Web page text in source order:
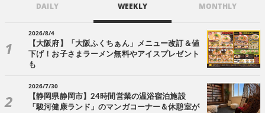
DAILY WEEKLY MONTHLY
2026/8/4
【大阪府】「大阪ふくちぁん」メニュー改訂＆値
下げ！お子さまラーメン無料やアイスプレゼント
も
2026/7/30
【静岡県静岡市】24時間営業の温浴宿泊施設
「駿河健康ランド」のマンガコーナー＆休憩室が